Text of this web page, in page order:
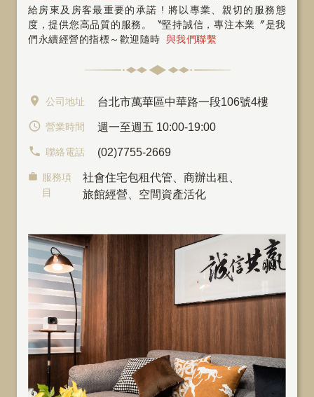
給房東及房客最重要的承諾 ! 將以專業、親切的服務態
度，提供您高品質的服務。〝堅持誠信，專注本業〞是我
們永續經營的指標～歡迎隨時 與我們聯繫
公司地址 台北市萬華區中華路一段106號4樓
營業時間 週一至週五 10:00-19:00
聯絡電話 (02)7755-2669
服務項
目
社會住宅包租代管、 商辦出租 、
旅館經營、空間資產活化